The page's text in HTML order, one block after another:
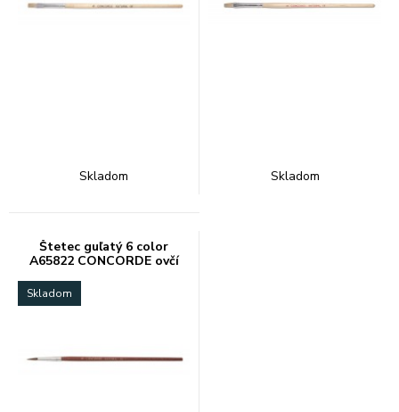
Skladom Skladom
Štetec guľatý 6 color
A65822 CONCORDE ovčí
Skladom